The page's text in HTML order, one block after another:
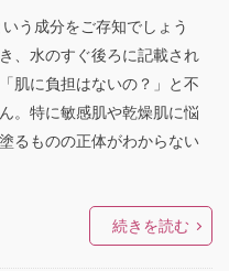
う成分をご存知でしょう
、水のすぐ後ろに記載され
肌に負担はないの？」と不
。特に敏感肌や乾燥肌に悩
るものの正体がわからない
続きを読む